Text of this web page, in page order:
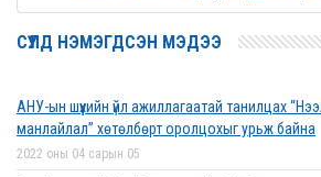
СҮҮЛД НЭМЭГДСЭН МЭДЭЭ
АНУ-ын шүүхийн үйл ажиллагаатай танилцах
манлайлал” хөтөлбөрт оролцохыг урьж байна
2022 оны 04 сарын 05